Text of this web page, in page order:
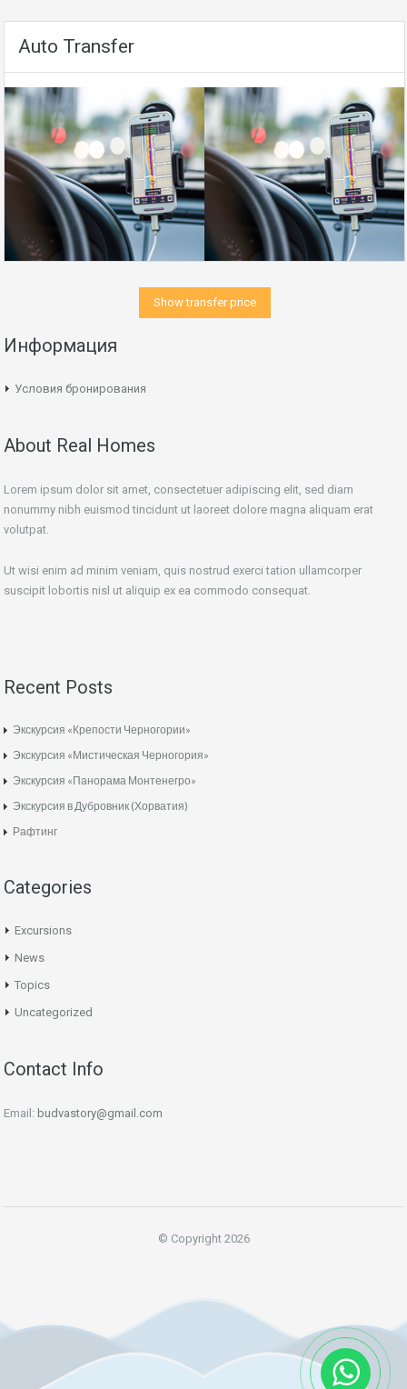
Auto Transfer
Show transfer price
Информация
Условия бронирования
About Real Homes
Lorem ipsum dolor sit amet, consectetuer adipiscing elit, sed diam
nonummy nibh euismod tincidunt ut laoreet dolore magna aliquam erat
volutpat.
Ut wisi enim ad minim veniam, quis nostrud exerci tation ullamcorper
suscipit lobortis nisl ut aliquip ex ea commodo consequat.
Recent Posts
Экскурсия «Крепости Черногории»
Экскурсия «Мистическая Черногория»
Экскурсия «Панорама Монтенегро»
Экскурсия в Дубровник (Хорватия)
Рафтинг
Categories
Excursions
News
Topics
Uncategorized
Contact Info
Email: budvastory@gmail.com
© Copyright 2026